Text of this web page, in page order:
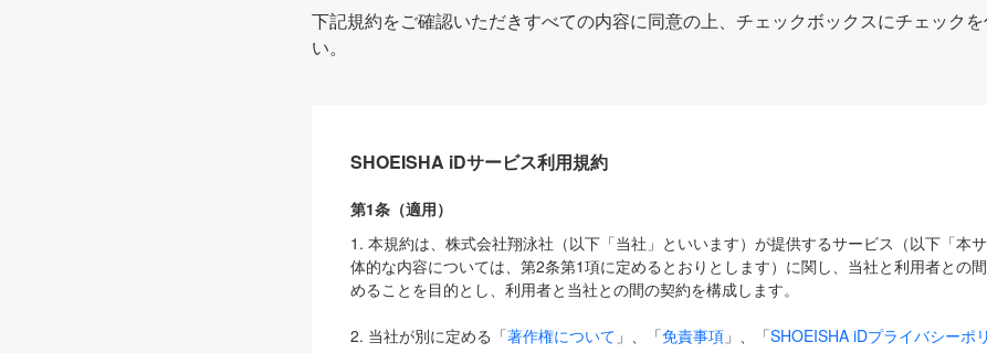
下記規約をご確認いただきすべての内容に同意の上、チェックボックスにチェック
い。
SHOEISHA iDサービス利用規約
第1条（適用）
1. 本規約は、株式会社翔泳社（以下「当社」といいます）が提供するサービス（以下「本
体的な内容については、第2条第1項に定めるとおりとします）に関し、当社と利用者との
めることを目的とし、利用者と当社との間の契約を構成します。
2. 当社が別に定める「著作権について 」、「免責事項 」、「SHOEISHA iDプライバシーポ